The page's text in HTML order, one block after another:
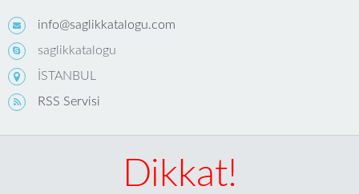
info@saglikkatalogu.com
saglikkatalogu
İSTANBUL
RSS Servisi
Dikkat!